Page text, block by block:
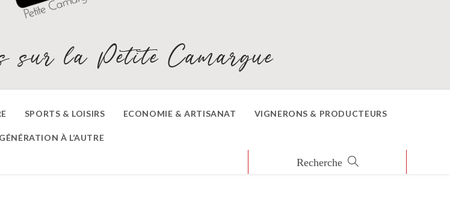
sur la Petite Camargue
SPORTS & LOISIRS ECONOMIE & ARTISANAT VIGNERONS & PRODUCTEURS
À L’AUTRE